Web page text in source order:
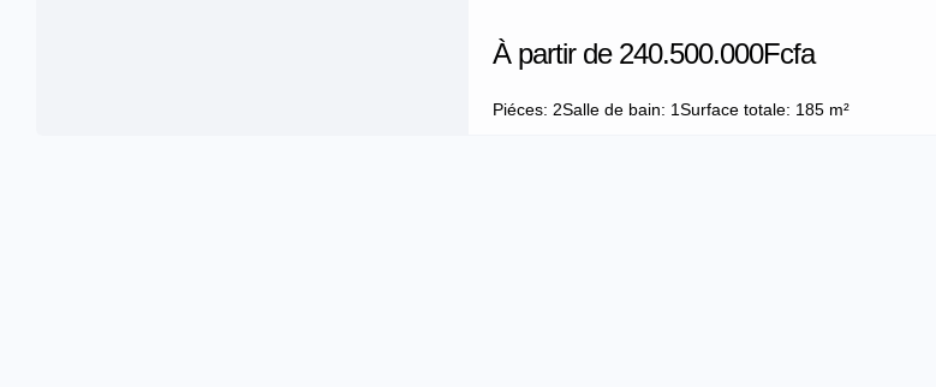
Piéces: 2Salle de bain: 1Surface totale: 185 m²
À partir de 240.500.000Fcfa